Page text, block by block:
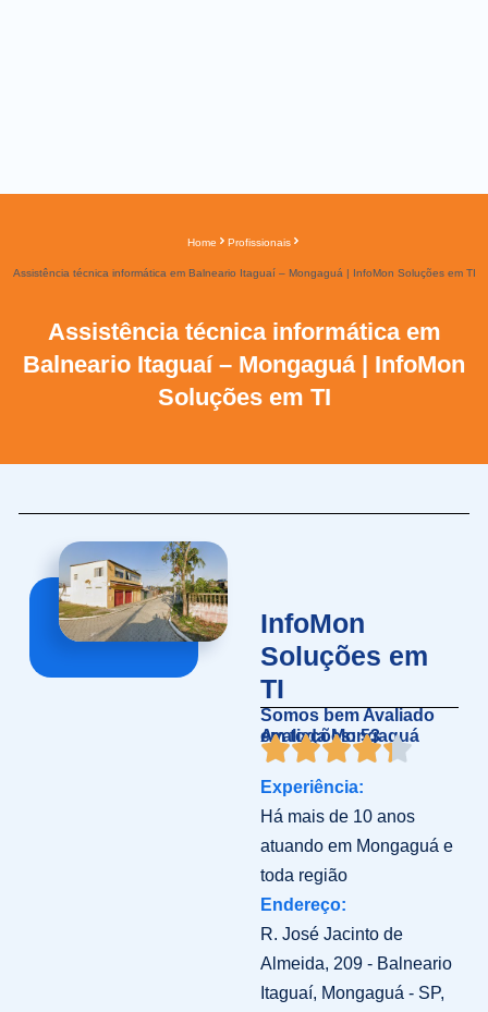
Home Profissionais
Assistência técnica informática em Balneario Itaguaí – Mongaguá | InfoMon Soluções em TI
Assistência técnica informática em
Balneario Itaguaí – Mongaguá | InfoMon
Soluções em TI
InfoMon
Soluções em
TI
Somos bem Avaliado
em toda Mongaguá
Avaliações: 53
Experiência:
Há mais de 10 anos
atuando em Mongaguá e
toda região
Endereço:
R. José Jacinto de
Almeida, 209 - Balneario
Itaguaí, Mongaguá - SP,